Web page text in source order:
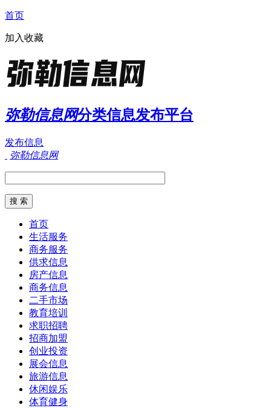
首页
加入收藏
弥勒信息网分类信息发布平台
发布信息
弥勒信息网
首页
生活服务
商务服务
供求信息
房产信息
商务信息
二手市场
教育培训
求职招聘
招商加盟
创业投资
展会信息
旅游信息
休闲娱乐
体育健身